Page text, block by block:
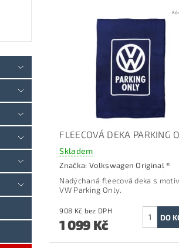
FLEECOVÁ DEKA PARKING
Skladem
Značka: Volkswagen Original ®
Nadýchaná fleecová deka s
VW Parking Only.
908 Kč bez DPH
1 099 Kč